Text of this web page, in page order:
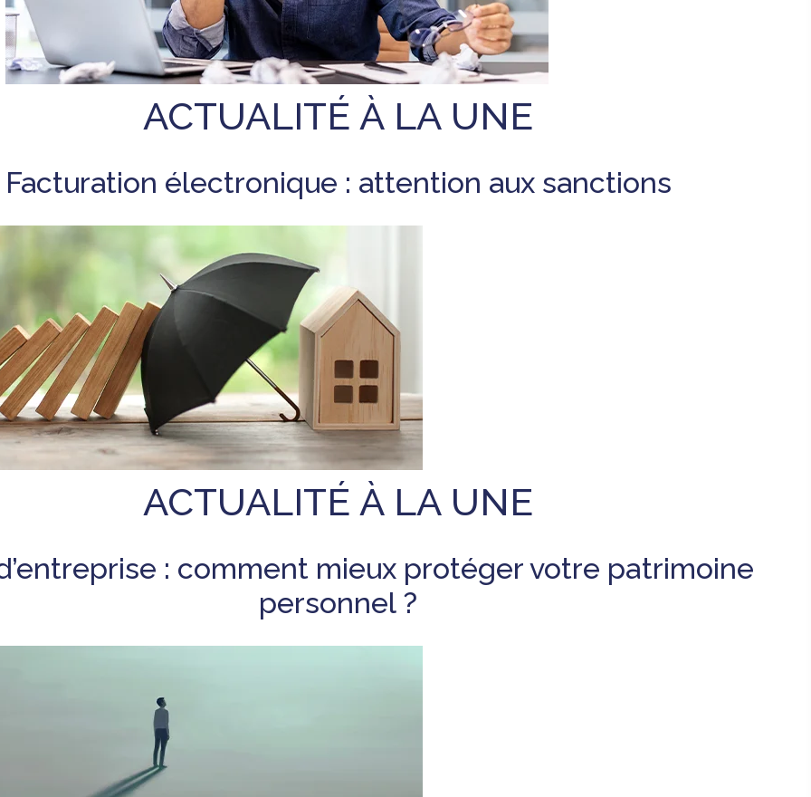
ACTUALITÉ À LA UNE
Facturation électronique : attention aux sanctions
ACTUALITÉ À LA UNE
: comment mieux protéger votre patrimoine
personnel ?